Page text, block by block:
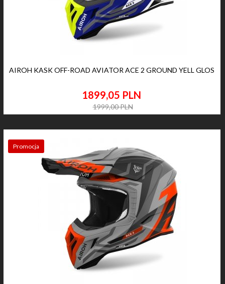
AIROH KASK OFF-ROAD AVIATOR ACE 2 GROUND YELL GLOS
1899,05 PLN
1999,00 PLN
Promocja